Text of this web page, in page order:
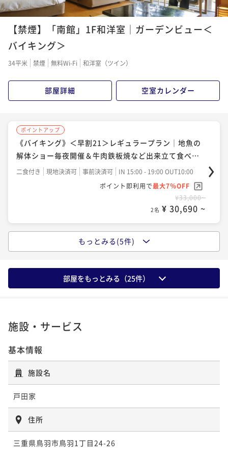
ポイントアップ
《バイキング》ウェルカムベビー特典付き｜ベビーグ
ッズ貸出｜子育てママ応援♪赤ちゃん・お子様歓迎！
二食付き 現地決済可
¥35,200~
2名 ¥ 32,736 ~
ポイントアップ
《バイキング》松阪牛石板焼（A4等級／約80グラム）
付き
二食付き 事前決済可
IN 15:00 - 19:00 OUT10:00
ポイント即利用で最大7％OFF
¥55,000~
2名 ¥ 51,150 ~
《バイキング》伊勢海老姿造り（国内産）一尾付き
二食付き 事前決済可
IN 15:00 - 19:00 OUT10:00
ポイント即利用で
最大7％OFF
【禁煙】「南館」1F和洋室｜ガーデンビュー＜
バイキング＞
34平米 禁煙 無料Wi-Fi 和洋室（ツイン）
部屋詳細 空室カレンダー
ポイントアップ
《バイキング》＜早割21＞レギュラープラン｜地魚の
解体ショー毎夜開催＆牛肉鉄板焼など出来立て食べ放
題
二食付き 現地決済可 事前決済可
IN 15:00 - 19:00 OUT10:00
ポイント即利用で最大7％OFF
¥33,000~
2名 ¥ 30,690 ~
《バイキング》レギュラープラン｜地魚の解体ショー
毎夜開催＆牛肉の鉄板焼など出来立て食べ放題
現地決済可 事前決済可
IN 15:00 - 19:00 OUT10:00
ポイントアップ
《バイキング》ウェルカムベビー特典付き｜ベビーグ
ッズ貸出｜子育てママ応援♪赤ちゃん・お子様歓迎！
二食付き
ポイント即利用で最大7％OFF
2名 ¥ 32,736 ~
もっとみる(5件)
部屋をもっとみる（25件）
施設・サービス
基本情報
施設名
戸田家
住所
三重県鳥羽市鳥羽1丁目24-26